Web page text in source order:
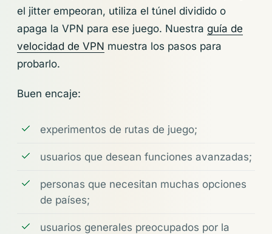
el jitter empeoran, utiliza el túnel dividido o
apaga la VPN para ese juego. Nuestra guía de
velocidad de VPN muestra los pasos para
probarlo.
Buen encaje:
experimentos de rutas de juego;
usuarios que desean funciones avanzadas;
personas que necesitan muchas opciones
de países;
usuarios generales preocupados por la